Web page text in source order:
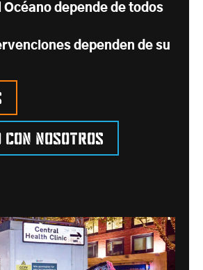
Océano depende de todos
dependen de su
con nosotros